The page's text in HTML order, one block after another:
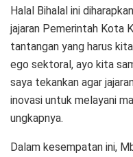
Halal Bihalal ini
jajaran Pemerintah Kota
tantangan yang harus
ego sektoral, ayo kita
saya tekankan agar
inovasi untuk melayani
ungkapnya.
Dalam kesempatan ini,